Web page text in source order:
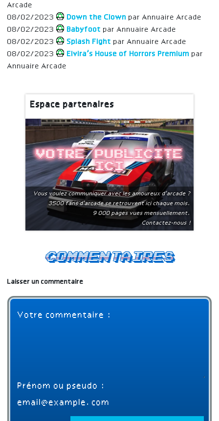
Arcade
08/02/2023
Down the Clown par Annuaire Arcade
08/02/2023
Babyfoot par Annuaire Arcade
08/02/2023
Splash Fight par Annuaire Arcade
08/02/2023
Elvira’s House of Horrors Premium par
Annuaire Arcade
Espace partenaires
Votre publicite
ici
Vous voulez communiquer avec les amoureux d'arcade ?
3500 fans d'arcade se retrouvent ici chaque mois.
9 000 pages vues mensuellement.
Contactez-nous !
Commentaires
Laisser un commentaire